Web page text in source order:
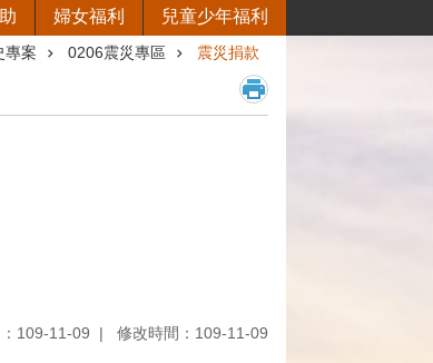
婦女福利 兒童少年福利
專案 0206震災專區 震災捐款
：109-11-09 修改時間：109-11-09